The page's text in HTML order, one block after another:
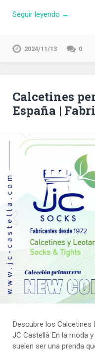
Seguir leyendo →
2024/11/13 0
Calcetines
España |
Descubre los Calcetines
JC Castellà En la moda
suelen ser una prenda